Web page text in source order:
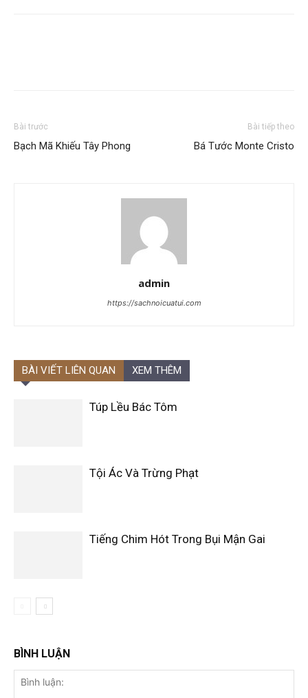
Bài trước
Bạch Mã Khiếu Tây Phong
Bài tiếp theo
Bá Tước Monte Cristo
admin
https://sachnoicuatui.com
BÀI VIẾT LIÊN QUAN XEM THÊM
Túp Lều Bác Tôm
Tội Ác Và Trừng Phạt
Tiếng Chim Hót Trong Bụi Mận Gai
BÌNH LUẬN